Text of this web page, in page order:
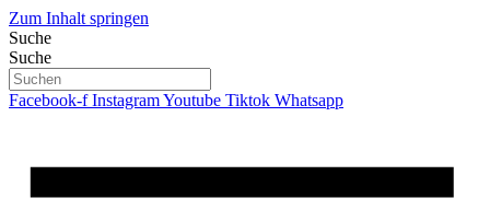
Zum Inhalt springen
Suche
Suche
Facebook-f InstagramYoutube Tiktok Whatsapp